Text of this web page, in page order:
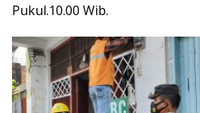
Pukul.10.00 Wib.